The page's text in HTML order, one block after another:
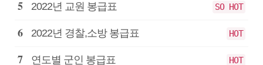
2022년 교원 봉급표 SO HOT
2022년 경찰,소방 봉급표 HOT
연도별 군인 봉급표 HOT